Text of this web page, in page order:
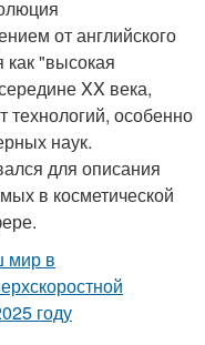
от английского
как "высокая
XX века,
технологий, особенно
наук.
для описания
в косметической